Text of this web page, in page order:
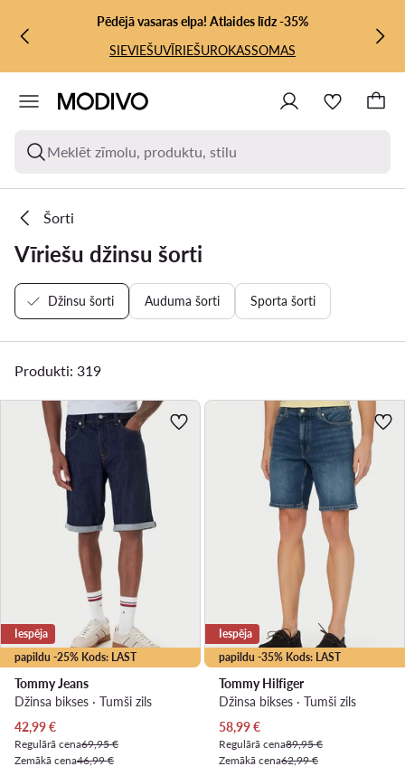
PĀRIET UZ GALVENO SATURU
PĀRIET UZ MEKLĒŠANUPēdējā vasaras elpa! Atlaides līdz -35%
SIEVIEŠUVĪRIEŠUROKASSOMAS
Meklēt zīmolu, produktu, stilu
Šorti
Vīriešu džinsu šorti
Džinsu šorti Auduma šorti Sporta šorti
Produkti: 319
papildu -25% Kods: LAST
Iespēja
Tommy Jeans
Džinsa bikses · Tumši zils
Pašreizējā cena
42,99€
Regulārā cena69,95 €
Zemākā cena46,99 €
papildu -35% Kods: LAST
Iespēja
Tommy Hilfiger
Džinsa bikses · Tumši zils
Pašreizējā cena
58,99€
Regulārā cena89,95 €
Zemākā cena62,99 €